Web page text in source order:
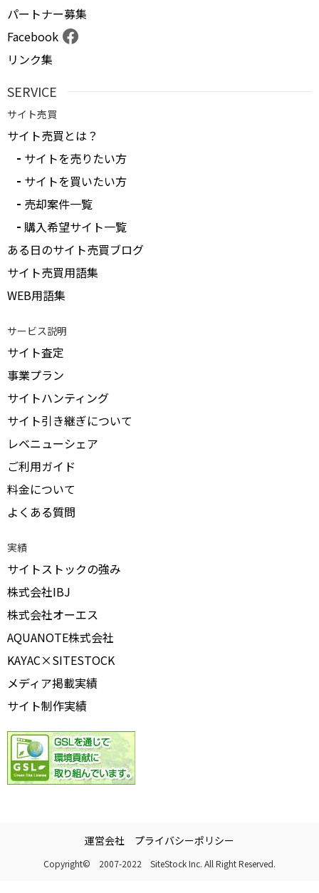
パートナー募集
Facebook
リンク集
SERVICE
サイト売買
サイト売買とは？
サイトを売りたい方
サイトを買いたい方
売却案件一覧
購入希望サイト一覧
ある日のサイト売買ブログ
サイト売買用語集
WEB用語集
サービス説明
サイト査定
事業プラン
サイトハンティング
サイト引き継ぎについて
レベニューシェア
ご利用ガイド
料金について
よくある質問
実績
サイトストックの強み
株式会社IBJ
株式会社オーエス
AQUANOTE株式会社
KAYAC×SITESTOCK
メディア掲載実績
サイト制作実績
運営会社 プライバシーポリシー
Copyright© 2007-2022 SiteStock Inc. All Right Reserved.